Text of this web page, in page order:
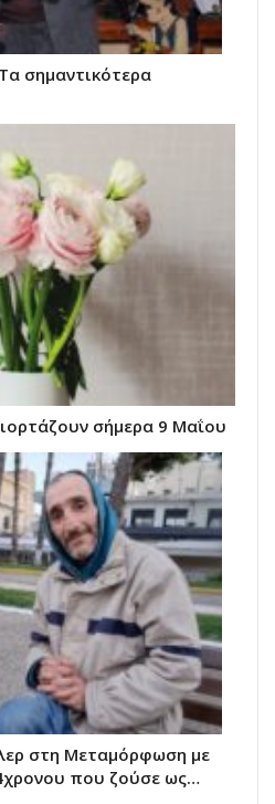
σημαντικότερα
σήμερα 9 Μαΐου
στη Μεταμόρφωση με
που ζούσε ως…